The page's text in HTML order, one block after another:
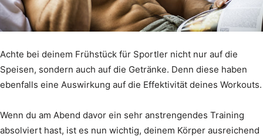
Achte bei deinem Frühstück für Sportler nicht nur auf die
Speisen, sondern auch auf die Getränke. Denn diese haben
ebenfalls eine Auswirkung auf die Effektivität deines Workouts.
Wenn du am Abend davor ein sehr anstrengendes Training
absolviert hast, ist es nun wichtig, deinem Körper ausreichend